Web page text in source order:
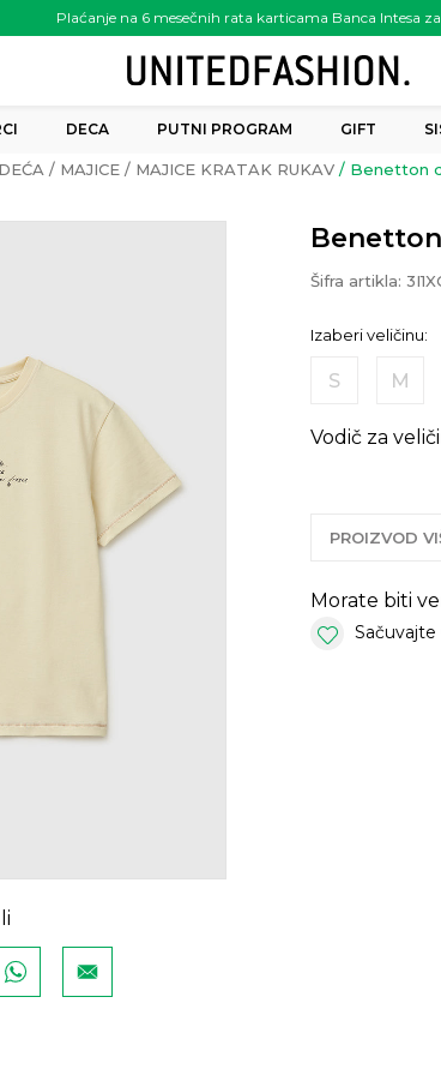
Plaćanje na 6 mesečnih rata karticama Banca Intesa
preko 6.000.00 rsd
DECA PUTNI PROGRAM GIFT
MAJICE MAJICE KRATAK RUKAV Benetton
Šifra artikla:
Izaberi veličinu:
S M
Vodič za
PROIZVOD
Morate biti
Sačuvajte